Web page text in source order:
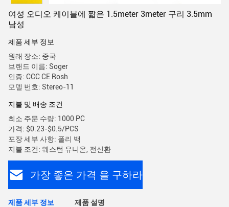
여성 오디오 케이블에 짧은 1.5meter 3meter 구리 3.5mm
남성
제품 세부 정보
원래 장소: 중국
브랜드 이름: Soger
인증: CCC CE Rosh
모델 번호: Stereo-11
지불 및 배송 조건
최소 주문 수량: 1000 PC
가격: $0.23-$0.5/PCS
포장 세부 사항: 폴리 백
지불 조건: 웨스턴 유니온, 전신환
가장 좋은 가격 을 구하라
제품 세부 정보 제품 설명